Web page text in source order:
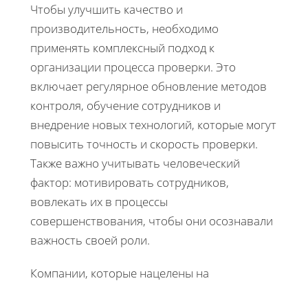
Чтобы улучшить качество и
производительность, необходимо
применять комплексный подход к
организации процесса проверки. Это
включает регулярное обновление методов
контроля, обучение сотрудников и
внедрение новых технологий, которые могут
повысить точность и скорость проверки.
Также важно учитывать человеческий
фактор: мотивировать сотрудников,
вовлекать их в процессы
совершенствования, чтобы они осознавали
важность своей роли.
Компании, которые нацелены на